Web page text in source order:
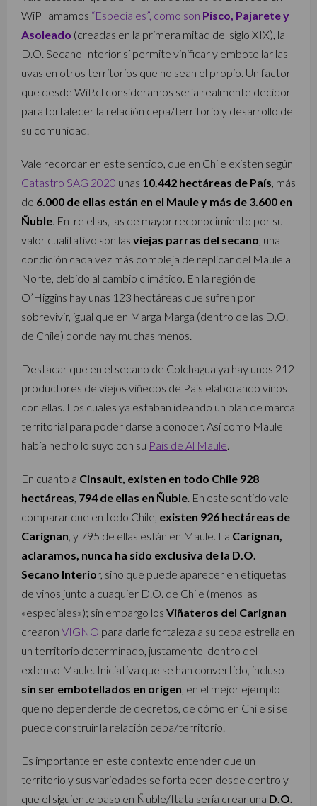
WiP llamamos “Especiales”, como son Pisco, Pajarete y
Asoleado (creadas en la primera mitad del siglo XIX), la
D.O. Secano Interior sí permite vinificar y embotellar las
uvas en otros territorios que no sean el propio. Un factor
que desde WiP.cl consideramos sería realmente decidor
para fortalecer la relación cepa/territorio y desarrollo de
su comunidad.
Vale recordar en este sentido, que en Chile existen según
Catastro SAG 2020 unas 10.442 hectáreas de País, más
de 6.000 de ellas están en el Maule y más de 3.600 en
Ñuble. Entre ellas, las de mayor reconocimiento por su
valor cualitativo son las viejas parras del secano, una
condición cada vez más compleja de replicar del Maule al
Norte, debido al cambio climático. En la región de
O’Higgins hay unas 123 hectáreas que sufren por
sobrevivir, igual que en Marga Marga (dentro de las D.O.
de Chile) donde hay muchas menos.
Destacar que en el secano de Colchagua ya hay unos 212
productores de viejos viñedos de País elaborando vinos
con ellas. Los cuales ya estaban ideando un plan de marca
territorial para poder darse a conocer. Así como Maule
había hecho lo suyo con su País de Al Maule.
En cuanto a Cinsault, existen en todo Chile 928
hectáreas, 794 de ellas en Ñuble. En este sentido vale
comparar que en todo Chile, existen 926 hectáreas de
Carignan, y 795 de ellas están en Maule. La Carignan,
aclaramos, nunca ha sido exclusiva de la D.O.
Secano Interior, sino que puede aparecer en etiquetas
de vinos junto a cuaquier D.O. de Chile (menos las
«especiales»); sin embargo los Viñateros del Carignan
crearon VIGNO para darle fortaleza a su cepa estrella en
un territorio determinado, justamente dentro del
extenso Maule. Iniciativa que se han convertido, incluso
sin ser embotellados en origen, en el mejor ejemplo
que no dependerde de decretos, de cómo en Chile sí se
puede construir la relación cepa/territorio.
Es importante en este contexto entender que un
territorio y sus variedades se fortalecen desde dentro y
que el siguiente paso en Ñuble/Itata sería crear una D.O.